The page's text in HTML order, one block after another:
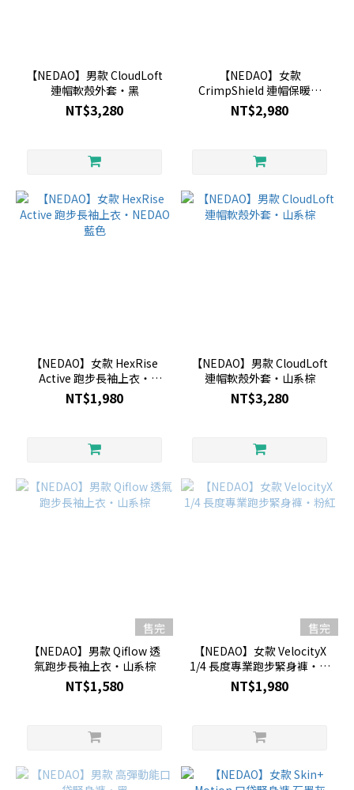
【NEDAO】男款 CloudLoft
連帽軟殼外套・黑
NT$3,280
【NEDAO】女款
CrimpShield 連帽保暖外
套・黑色
NT$2,980
【NEDAO】女款 HexRise
Active 跑步長袖上衣・
NEDAO 藍色
NT$1,980
【NEDAO】男款 CloudLoft
連帽軟殼外套・山系棕
NT$3,280
售完
【NEDAO】男款 Qiflow 透
氣跑步長袖上衣・山系棕
NT$1,580
售完
【NEDAO】女款 VelocityX
1/4 長度專業跑步緊身褲・粉
紅
NT$1,980